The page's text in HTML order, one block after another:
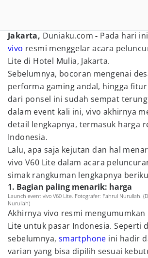
Jakarta, Duniaku.com - Pada hari
vivo resmi menggelar acara
Lite di Hotel Mulia, Jakarta.
Sebelumnya, bocoran mengenai
performa gaming andal, hingga
dari ponsel ini sudah sempat
dalam event kali ini, vivo akhirnya
detail lengkapnya, termasuk harga
Indonesia.
Lalu, apa saja kejutan dan hal
vivo V60 Lite dalam acara
simak rangkuman lengkapnya
1. Bagian paling menarik: harga
Launch event vivo V60 Lite. Fotografer: Fahrul Nurullah.
Nurullah)
Akhirnya vivo resmi mengumumkan
Lite untuk pasar Indonesia. Seperti
sebelumnya, smartphone ini hadir
varian yang bisa dipilih sesuai